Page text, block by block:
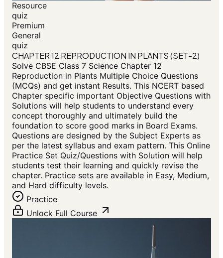
Resource
quiz
Premium
General
quiz
CHAPTER 12 REPRODUCTION IN PLANTS (SET-2)
Solve CBSE Class 7 Science Chapter 12
Reproduction in Plants Multiple Choice Questions
(MCQs) and get instant Results. This NCERT based
Chapter specific important Objective Questions with
Solutions will help students to understand every
concept thoroughly and ultimately build the
foundation to score good marks in Board Exams.
Questions are designed by the Subject Experts as
per the latest syllabus and exam pattern. This Online
Practice Set Quiz/Questions with Solution will help
students test their learning and quickly revise the
chapter. Practice sets are available in Easy, Medium,
and Hard difficulty levels.
Practice
Unlock Full Course